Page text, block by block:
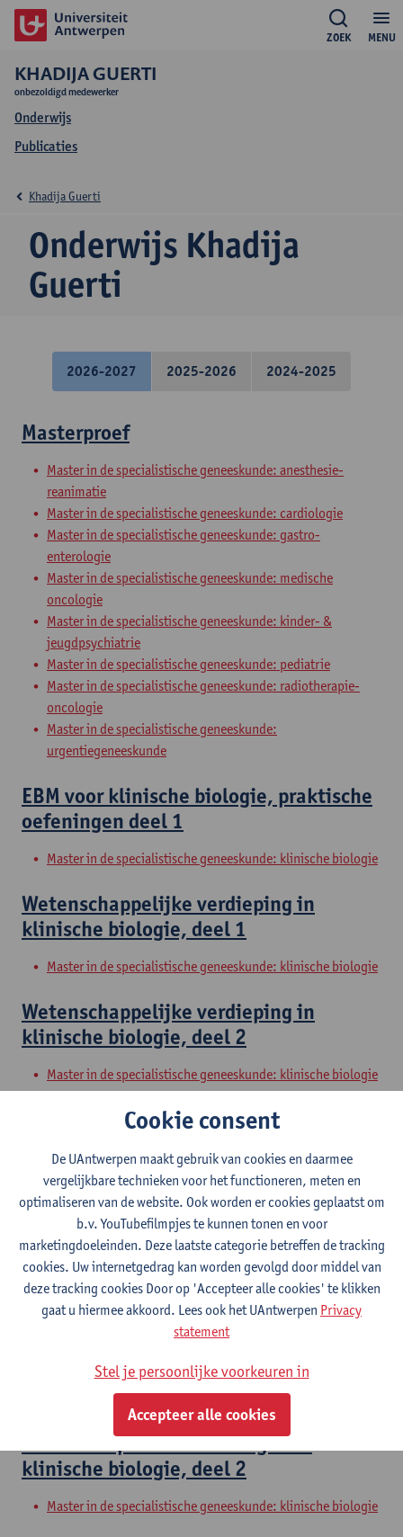
MENU
ZOEK
KHADIJA GUERTI
onbezoldigd medewerker
Onderwijs
Publicaties
Onderwijs Khadija
Guerti
Khadija Guerti
2026-2027 2025-2026 2024-2025
Masterproef
Master in de specialistische geneeskunde: anesthesie-
reanimatie
Master in de specialistische geneeskunde: cardiologie
Master in de specialistische geneeskunde: gastro-
enterologie
Master in de specialistische geneeskunde: medische
oncologie
Master in de specialistische geneeskunde: kinder- &
jeugdpsychiatrie
Master in de specialistische geneeskunde: pediatrie
Master in de specialistische geneeskunde: radiotherapie-
oncologie
Master in de specialistische geneeskunde:
urgentiegeneeskunde
EBM voor klinische biologie, praktische
oefeningen deel 1
Master in de specialistische geneeskunde: klinische biologie
Wetenschappelijke verdieping in
klinische biologie, deel 1
Master in de specialistische geneeskunde: klinische biologie
Wetenschappelijke verdieping in
klinische biologie, deel 2
Master in de specialistische geneeskunde: klinische biologie
Vaardigheden in klinische biologie, deel
Master in de specialistische geneeskunde: klinische biologie
Aanvullingen in klinische biologie, deel
1
Master in de specialistische geneeskunde: klinische biologie
Probleemoplossend vermogen in
klinische biologie, deel 1
Master in de specialistische geneeskunde: klinische biologie
Probleemoplossend vermogen in
klinische biologie, deel 2
Master in de specialistische geneeskunde: klinische biologie
Cookie consent
De UAntwerpen maakt gebruik van cookies en daarmee
vergelijkbare technieken voor het functioneren, meten en
optimaliseren van de website. Ook worden er cookies geplaatst om
b.v. YouTubefilmpjes te kunnen tonen en voor
marketingdoeleinden. Deze laatste categorie betreffen de tracking
cookies. Uw internetgedrag kan worden gevolgd door middel van
deze tracking cookies Door op 'Accepteer alle cookies' te klikken
gaat u hiermee akkoord. Lees ook het UAntwerpen Privacy
statement
Stel je persoonlijke voorkeuren in
Accepteer alle cookies